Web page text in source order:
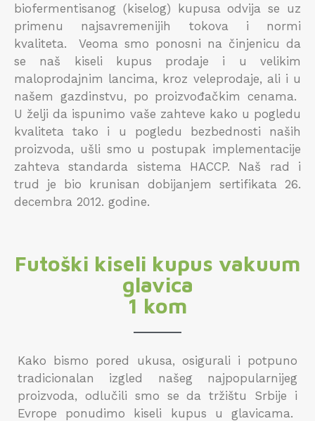
biofermentisanog (kiselog) kupusa odvija se uz
primenu najsavremenijih tokova i normi
kvaliteta. Veoma smo ponosni na činjenicu da
se naš kiseli kupus prodaje i u velikim
maloprodajnim lancima, kroz veleprodaje, ali i u
našem gazdinstvu, po proizvođačkim cenama.
U želji da ispunimo vaše zahteve kako u pogledu
kvaliteta tako i u pogledu bezbednosti naših
proizvoda, ušli smo u postupak implementacije
zahteva standarda sistema HACCP. Naš rad i
trud je bio krunisan dobijanjem sertifikata 26.
decembra 2012. godine.
Futoški kiseli kupus vakuum
glavica
1 kom
Kako bismo pored ukusa, osigurali i potpuno
tradicionalan izgled našeg najpopularnijeg
proizvoda, odlučili smo se da tržištu Srbije i
Evrope ponudimo kiseli kupus u glavicama.